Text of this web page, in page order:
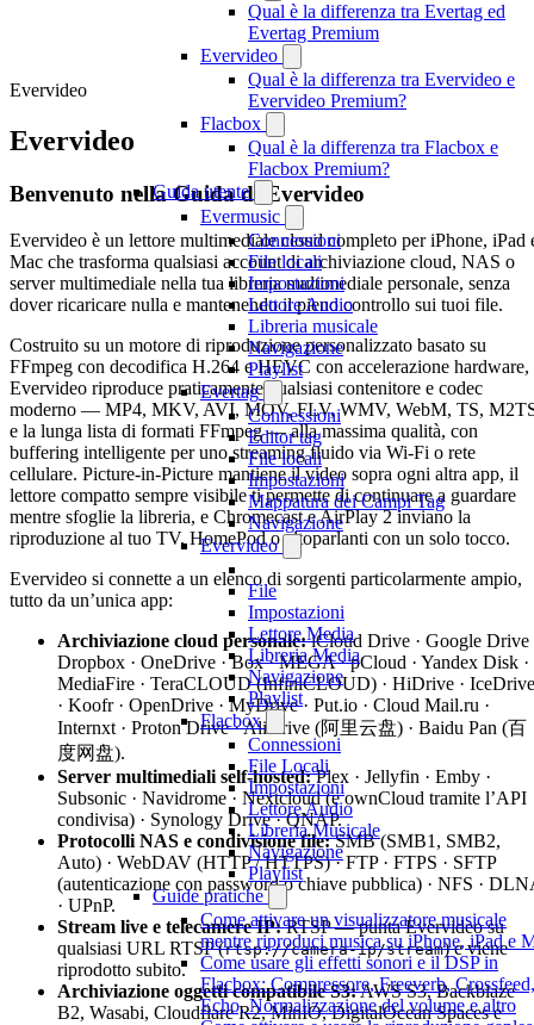
Qual è la differenza tra Evertag ed
Evertag Premium
Evervideo
Qual è la differenza tra Evervideo e
Evervideo Premium?
Flacbox
Qual è la differenza tra Flacbox e
Flacbox Premium?
Guida utente
Evermusic
Connessioni
File locali
Impostazioni
Lettore Audio
Libreria musicale
Navigazione
Playlist
Evertag
Connessioni
Editor tag
File locali
Impostazioni
Mappatura dei Campi Tag
Navigazione
Evervideo
File
Impostazioni
Lettore Media
Libreria Media
Navigazione
Playlist
Flacbox
Connessioni
File Locali
Impostazioni
Lettore Audio
Libreria Musicale
Navigazione
Playlist
Guide pratiche
Come attivare un visualizzatore musicale
mentre riproduci musica su iPhone, iPad e
Come usare gli effetti sonori e il DSP in
Flacbox: Compressore, Freeverb, Crossfeed,
Echo, Normalizzazione del volume e altro
Evervideo
Evervideo
Benvenuto nella Guida di Evervideo
Evervideo è un lettore multimediale cloud completo per iPhone, iPad
Mac che trasforma qualsiasi account di archiviazione cloud, NAS o
server multimediale nella tua libreria multimediale personale, senza
dover ricaricare nulla e mantenendo il pieno controllo sui tuoi file.
Costruito su un motore di riproduzione personalizzato basato su
FFmpeg con decodifica H.264 e HEVC con accelerazione hardware,
Evervideo riproduce praticamente qualsiasi contenitore e codec
moderno — MP4, MKV, AVI, MOV, FLV, WMV, WebM, TS,
e la lunga lista di formati FFmpeg — alla massima qualità, con
buffering intelligente per uno streaming fluido via Wi-Fi o rete
cellulare. Picture-in-Picture mantiene il video sopra ogni altra app, il
lettore compatto sempre visibile ti permette di continuare a guardare
mentre sfoglie la libreria, e Chromecast e AirPlay 2 inviano la
riproduzione al tuo TV, HomePod o altoparlanti con un solo tocco.
Evervideo si connette a un elenco di sorgenti particolarmente ampio,
tutto da un’unica app:
Archiviazione cloud personale:iCloud Drive · Google Drive
Dropbox · OneDrive · Box · MEGA · pCloud · Yandex Disk ·
MediaFire · TeraCLOUD (InfiniCLOUD) · HiDrive · IceDrive
· Koofr · OpenDrive · MyDrive · Put.io · Cloud Mail.ru ·
Internxt · Proton Drive · AliDrive (阿里云盘) · Baidu Pan (百
度网盘).
Server multimediali self-hosted:Plex · Jellyfin · Emby ·
Subsonic · Navidrome · Nextcloud (e ownCloud tramite l’API
condivisa) · Synology Drive · QNAP.
Protocolli NAS e condivisione file:SMB (SMB1, SMB2,
Auto) · WebDAV (HTTP / HTTPS) · FTP · FTPS · SFTP
(autenticazione con password o chiave pubblica) · NFS ·
· UPnP.
Stream live e telecamere IP:RTSP — punta Evervideo su
qualsiasi URL RTSP (rtsp://camera-ip/stream) e viene
riprodotto subito.
Archiviazione oggetti compatibile S3:AWS S3, Backblaze
B2, Wasabi, Cloudflare R2, MinIO, DigitalOcean Spaces e